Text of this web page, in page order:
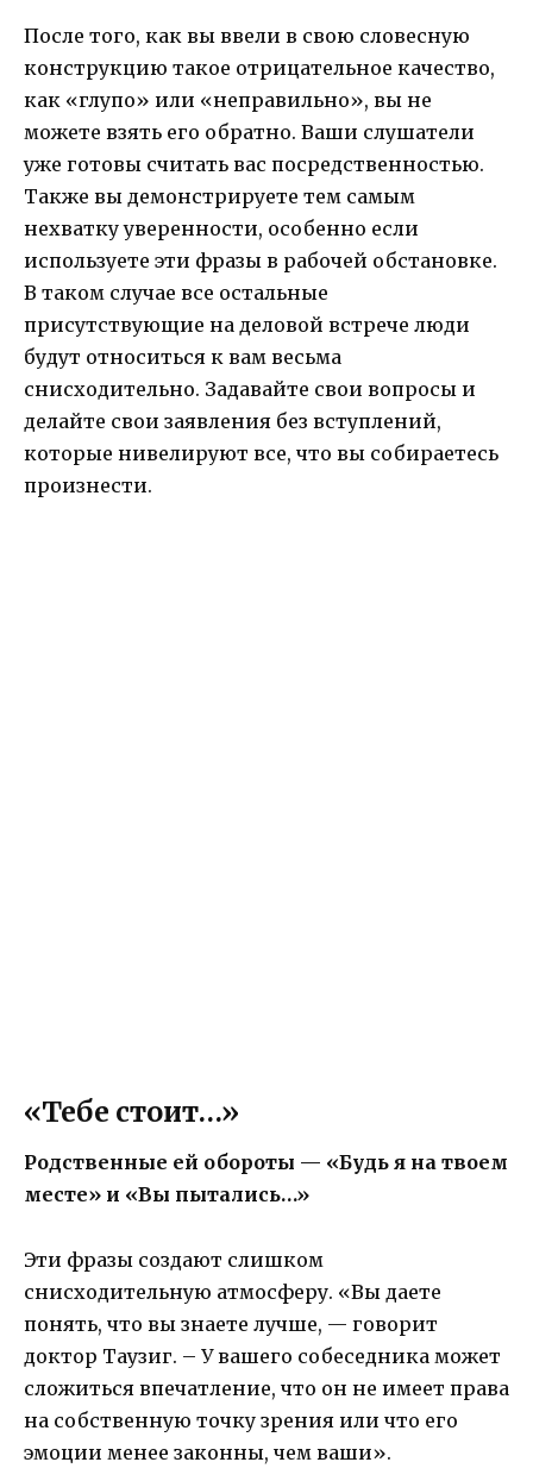
После того, как вы ввели в свою словесную
конструкцию такое отрицательное качество,
как «глупо» или «неправильно», вы не
можете взять его обратно. Ваши слушатели
уже готовы считать вас посредственностью.
Также вы демонстрируете тем самым
нехватку уверенности, особенно если
используете эти фразы в рабочей обстановке.
В таком случае все остальные
присутствующие на деловой встрече люди
будут относиться к вам весьма
снисходительно. Задавайте свои вопросы и
делайте свои заявления без вступлений,
которые нивелируют все, что вы собираетесь
произнести.
«Тебе стоит…»
Родственные ей обороты — «Будь я на твоем
месте» и «Вы пытались…»
Эти фразы создают слишком
снисходительную атмосферу. «Вы даете
понять, что вы знаете лучше, — говорит
доктор Таузиг. – У вашего собеседника может
сложиться впечатление, что он не имеет права
на собственную точку зрения или что его
эмоции менее законны, чем ваши».